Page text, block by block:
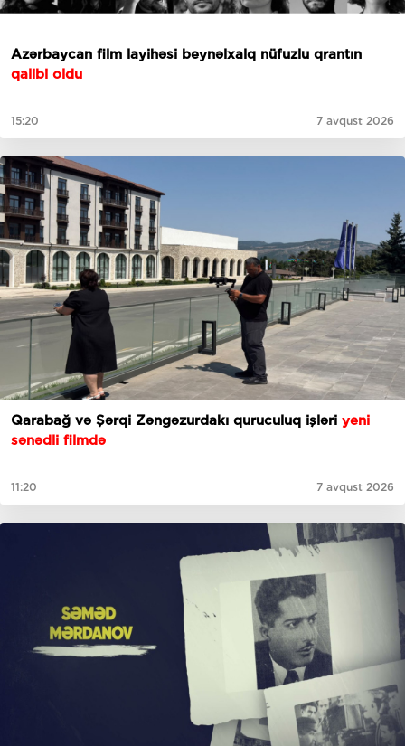
Azərbaycan film layihəsi beynəlxalq nüfuzlu qrantın
qalibi oldu
15:20 7 avqust 2026
Qarabağ və Şərqi Zəngəzurdakı quruculuq işləri yeni
sənədli filmdə
11:20 7 avqust 2026